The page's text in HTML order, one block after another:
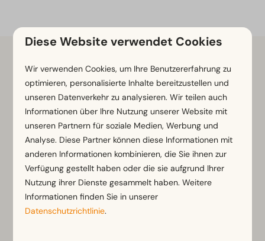
WAS MAN IN HAARLEM UNTERNEHMEN KANN
Unsere Lieblingshighlights
Haarlem bietet eigentlich das Beste aus zwei Welten:
Es wirkt gemütlich und überschaubar, aber es gibt
unglaublich viel zu erleben. Man kann herrlich durch
die alten Gassen schlendern, sich auf eine Terrasse
setzen oder einfach nur die Umgebung genießen.
Planen Sie einen Tagesausflug dorthin? Dann sind
dies drei Dinge, die Sie sich auf keinen Fall entgehen
Diese Website verwendet Cookies
Wir verwenden Cookies, um Ihre Benutzererfahrung zu
optimieren, personalisierte Inhalte bereitzustellen und
unseren Datenverkehr zu analysieren. Wir teilen auch
Informationen über Ihre Nutzung unserer Website mit
unseren Partnern für soziale Medien, Werbung und
Analyse. Diese Partner können diese Informationen mit
anderen Informationen kombinieren, die Sie ihnen zur
Verfügung gestellt haben oder die sie aufgrund Ihrer
Nutzung ihrer Dienste gesammelt haben. Weitere
Informationen finden Sie in unserer
Datenschutzrichtlinie.